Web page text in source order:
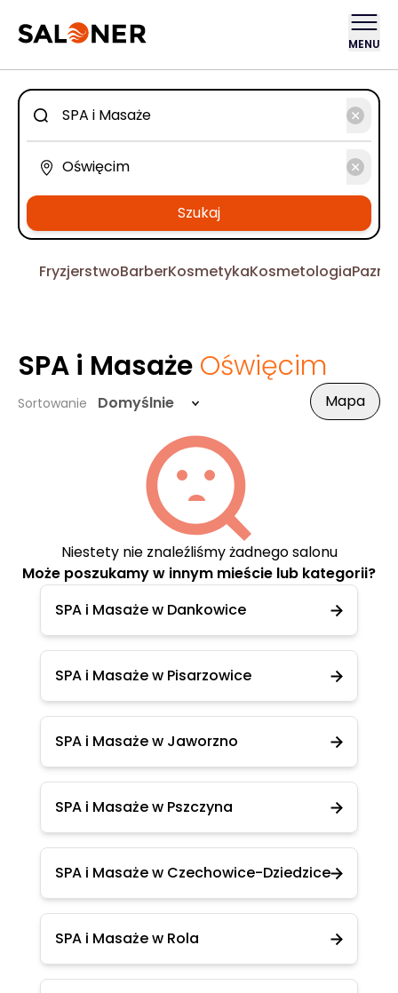
MENU
Szukaj
FryzjerstwoBarberKosmetykaKosmetologia
SPA i Masaże Oświęcim
Sortowanie Domyślnie Mapa
Niestety nie znaleźliśmy żadnego salonu
Może poszukamy w innym mieście lub kategorii?
SPA i Masaże w Dankowice
SPA i Masaże w Pisarzowice
SPA i Masaże w Jaworzno
SPA i Masaże w Pszczyna
SPA i Masaże w Czechowice-Dziedzice
SPA i Masaże w Rola